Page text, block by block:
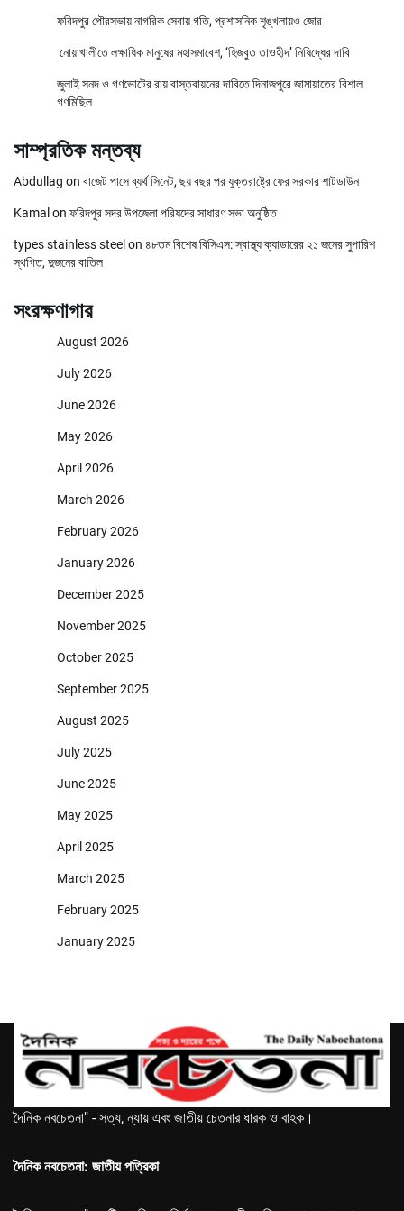
ফরিদপুর পৌরসভায় নাগরিক সেবায় গতি, প্রশাসনিক শৃঙ্খলায়ও জোর
নোয়াখালীতে লক্ষাধিক মানুষের মহাসমাবেশ, ‘হিজবুত তাওহীদ’ নিষিদ্ধের দাবি
জুলাই সনদ ও গণভোটের রায় বাস্তবায়নের দাবিতে দিনাজপুরে জামায়াতের বিশাল
গণমিছিল
সাম্প্রতিক মন্তব্য
Abdullag on বাজেট পাসে ব্যর্থ সিনেট, ছয় বছর পর যুক্তরাষ্ট্রে ফের সরকার শাটডাউন
Kamal on ফরিদপুর সদর উপজেলা পরিষদের সাধারণ সভা অনুষ্ঠিত
types stainless steel on ৪৮তম বিশেষ বিসিএস: স্বাস্থ্য ক্যাডারের ২১ জনের সুপারিশ
স্থগিত, দুজনের বাতিল
সংরক্ষণাগার
August 2026
July 2026
June 2026
May 2026
April 2026
March 2026
February 2026
January 2026
December 2025
November 2025
October 2025
September 2025
August 2025
July 2025
June 2025
May 2025
April 2025
March 2025
February 2025
January 2025
দৈনিক নবচেতনা" - সত্য, ন্যায় এবং জাতীয় চেতনার ধারক ও বাহক।
দৈনিক নবচেতনা: জাতীয় পত্রিকা